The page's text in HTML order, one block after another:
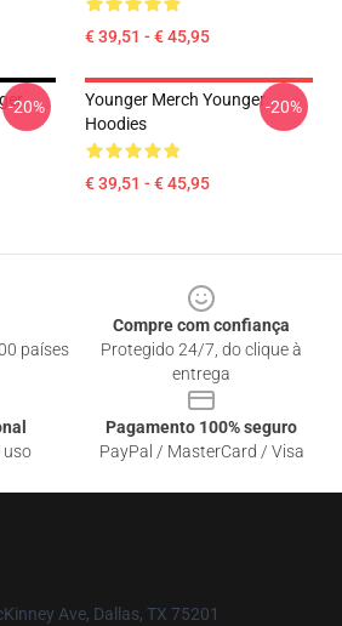
€ 39,51 - € 45,95
-20%
Younger Merch Younger
Hoodies
€ 39,51 - € 45,95
-20%
países
Compre com confiança
Protegido 24/7, do clique à
entrega
uso
Pagamento 100% seguro
PayPal / MasterCard / Visa
Ave, Dallas, TX 75201